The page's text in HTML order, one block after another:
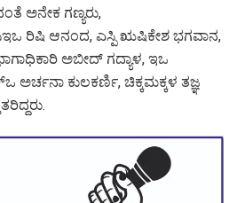
ಅನೇಕ ಗಣ್ಯರು,
ರಿಷಿ ಆನಂದ, ಎಸ್ಪಿ ಋಷಿಕೇಶ ಭಗವಾನ,
ಅಬೀದ್ ಗದ್ಯಾಳ, ಇಒ
ಕುಲಕರ್ಣಿ, ಚಿಕ್ಕಮಕ್ಕಳ ತಜ್ಞ